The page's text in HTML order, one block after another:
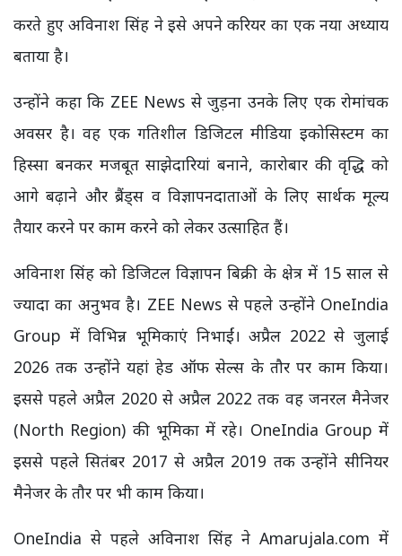
करते हुए अविनाश सिंह ने इसे अपने करियर का एक नया अध्याय
बताया है।
उन्होंने कहा कि ZEE News से जुड़ना उनके लिए एक रोमांचक
अवसर है। वह एक गतिशील डिजिटल मीडिया इकोसिस्टम का
हिस्सा बनकर मजबूत साझेदारियां बनाने, कारोबार की वृद्धि को
आगे बढ़ाने और ब्रैंड्स व विज्ञापनदाताओं के लिए सार्थक मूल्य
तैयार करने पर काम करने को लेकर उत्साहित हैं।
अविनाश सिंह को डिजिटल विज्ञापन बिक्री के क्षेत्र में 15 साल से
ज्यादा का अनुभव है। ZEE News से पहले उन्होंने OneIndia
Group में विभिन्न भूमिकाएं निभाईं। अप्रैल 2022 से जुलाई
2026 तक उन्होंने यहां हेड ऑफ सेल्स के तौर पर काम किया।
इससे पहले अप्रैल 2020 से अप्रैल 2022 तक वह जनरल मैनेजर
(North Region) की भूमिका में रहे। OneIndia Group में
इससे पहले सितंबर 2017 से अप्रैल 2019 तक उन्होंने सीनियर
मैनेजर के तौर पर भी काम किया।
OneIndia से पहले अविनाश सिंह ने Amarujala.com में